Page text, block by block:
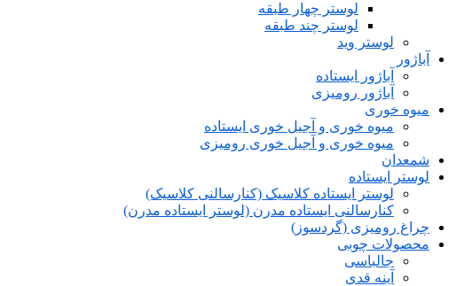
لوستر چهار طبقه
لوستر چند طبقه
لوستر وید
آباژور
آباژور ایستاده
آباژور رومیزی
میوه خوری
میوه خوری و آجیل خوری ایستاده
میوه خوری و آجیل خوری رومیزی
شمعدان
لوستر ایستاده
لوستر ایستاده کلاسیک (کنارسالنی کلاسیک)
کنارسالنی ایستاده مدرن (لوستر ایستاده مدرن)
چراغ رومیزی (گردسوز)
محصولات چوبی
جالباسی
آینه قدی